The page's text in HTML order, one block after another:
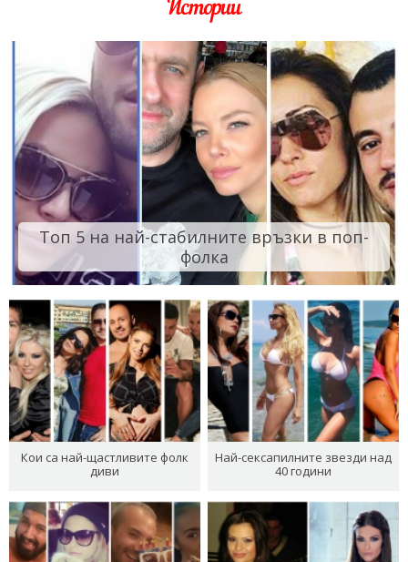
Истории
Топ 5 на най-стабилните връзки в поп-
фолка
Кои са най-щастливите фолк
диви
Най-сексапилните звезди над
40 години